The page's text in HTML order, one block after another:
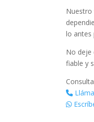
Nuestro
lo antes
No deje
fiable y